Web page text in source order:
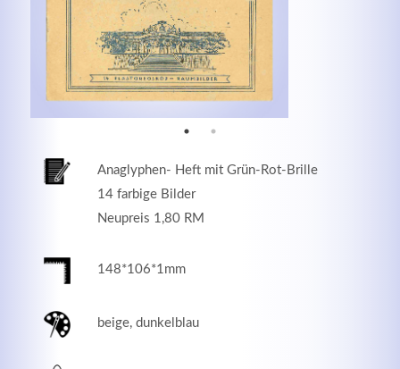
Anaglyphen- Heft mit Grün-Rot-Brille
14 farbige Bilder
Neupreis 1,80 RM
148*106*1mm
beige, dunkelblau
Lorem ipsum dolor sit amet, consectetuer adipiscing
elit. Aenean commodo ligula eget dolor.